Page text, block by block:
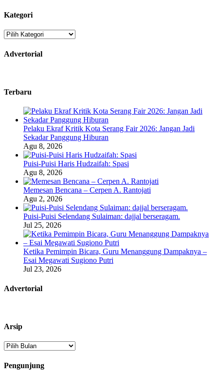
Kategori
Kategori
Advertorial
Terbaru
Pelaku Ekraf Kritik Kota Serang Fair 2026: Jangan Jadi
Sekadar Panggung Hiburan
Agu 8, 2026
Puisi-Puisi Haris Hudzaifah: Spasi
Agu 8, 2026
Memesan Bencana – Cerpen A. Rantojati
Agu 2, 2026
Puisi-Puisi Selendang Sulaiman: dajjal berseragam.
Jul 25, 2026
Ketika Pemimpin Bicara, Guru Menanggung Dampaknya –
Esai Megawati Sugiono Putri
Jul 23, 2026
Advertorial
Arsip
Arsip
Pengunjung